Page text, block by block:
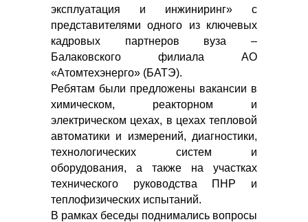
эксплуатация и инжиниринг» с
представителями одного из ключевых
кадровых партнеров вуза –
Балаковского филиала АО
«Атомтехэнерго» (БАТЭ).
Ребятам были предложены вакансии в
химическом, реакторном и
электрическом цехах, в цехах тепловой
автоматики и измерений, диагностики,
технологических систем и
оборудования, а также на участках
технического руководства ПНР и
теплофизических испытаний.
В рамках беседы поднимались вопросы